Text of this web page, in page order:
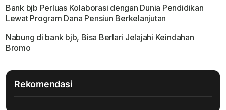
Bank bjb Perluas Kolaborasi dengan Dunia Pendidikan
Lewat Program Dana Pensiun Berkelanjutan
Nabung di bank bjb, Bisa Berlari Jelajahi Keindahan
Bromo
Rekomendasi